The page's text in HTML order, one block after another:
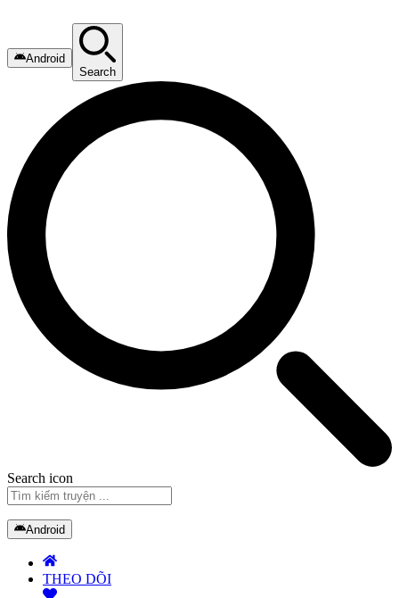
Android
Search
Search icon
Android
THEO DÕI